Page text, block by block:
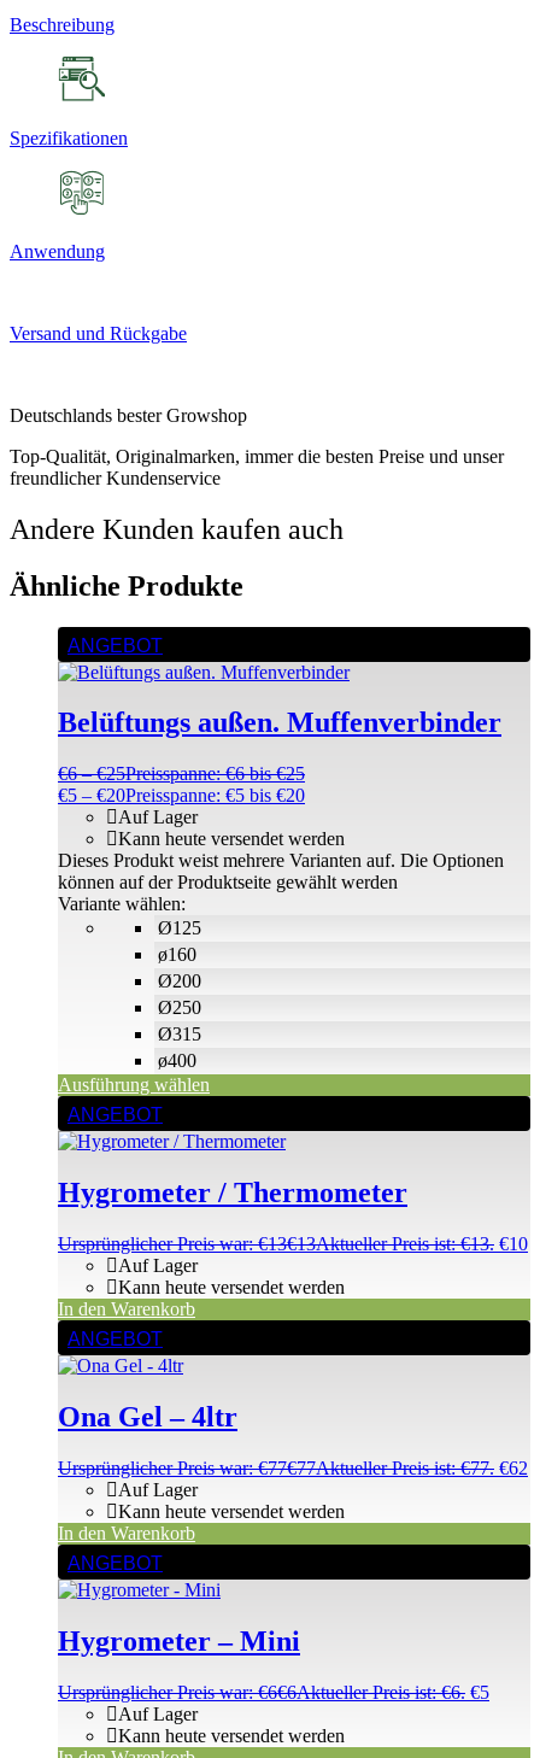
Beschreibung
Spezifikationen
Anwendung
Versand und Rückgabe
Deutschlands bester Growshop
Top-Qualität, Originalmarken, immer die besten Preise und unser
freundlicher Kundenservice
Andere Kunden kaufen auch
Ähnliche Produkte
ANGEBOT
Belüftungs außen. Muffenverbinder
€6 –€25Preisspanne: €6 bis €25
€5 – €20Preisspanne: €5 bis €20
Ø125
ø160
Ø200
Ø250
Ø315
ø400
Auf Lager
Kann heute versendet werden
Variante wählen:
Ausführung wählen
Dieses Produkt weist mehrere Varianten auf. Die Optionen
können auf der Produktseite gewählt werden
ANGEBOT
Hygrometer / Thermometer
Ursprünglicher Preis war: €13€13Aktueller Preis ist: €13. €10
Auf Lager
Kann heute versendet werden
In den Warenkorb
ANGEBOT
Ona Gel – 4ltr
Ursprünglicher Preis war: €77€77Aktueller Preis ist: €77. €62
Auf Lager
Kann heute versendet werden
In den Warenkorb
ANGEBOT
Hygrometer – Mini
Ursprünglicher Preis war: €6€6Aktueller Preis ist: €6. €5
Auf Lager
Kann heute versendet werden